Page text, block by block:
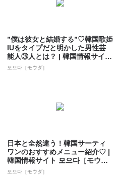
”僕は彼女と結婚する”♡韓国歌姫
IUをタイプだと明かした男性芸
能人③人とは？ | 韓国情報サイト
...
모으다［モウダ］
日本と全然違う！韓国サーティ
ワンのおすすめメニュー紹介♡ |
韓国情報サイト 모으다［モウ
ダ］
모으다［モウダ］